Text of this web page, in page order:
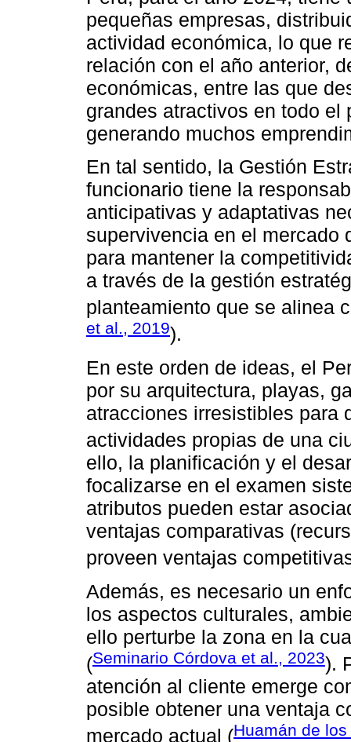
pequeñas empresas,
actividad económica, lo que
relación con el año anterior,
económicas, entre las que
grandes atractivos en todo
generando muchos
En tal sentido, la Gestión
funcionario tiene la
anticipativas y adaptativas
supervivencia en el mercado
para mantener la
a través de la gestión
planteamiento que se alinea
et al., 2019).
En este orden de ideas, el
por su arquitectura, playas,
atracciones irresistibles para
actividades propias de una
ello, la planificación y el
focalizarse en el examen
atributos pueden estar
ventajas comparativas
proveen ventajas
Además, es necesario un
los aspectos culturales,
ello perturbe la zona en la
(Seminario Córdova et al., 2023).
atención al cliente emerge
posible obtener una ventaja
mercado actual (Huamán de